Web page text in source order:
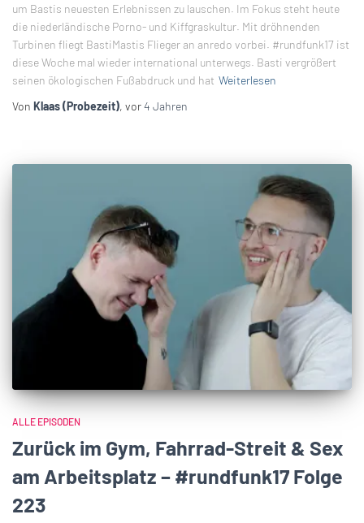
um Bastis neuesten Erlebnissen zu lauschen. Im Fokus steht heute
die niederländische Porno- und Kiffgraskultur. Mit dröhnenden
Turbinen fliegt BastiMastis Flieger an anredo vorbei. #rundfunk17 ist
diese Woche mal wieder international unterwegs. Basti vergrößert
seinen ökologischen Fußabdruck und hat Weiterlesen
Von Klaas (Probezeit), vor4 Jahren
ALLE EPISODEN
Zurück im Gym, Fahrrad-Streit & Sex
am Arbeitsplatz – #rundfunk17 Folge
223